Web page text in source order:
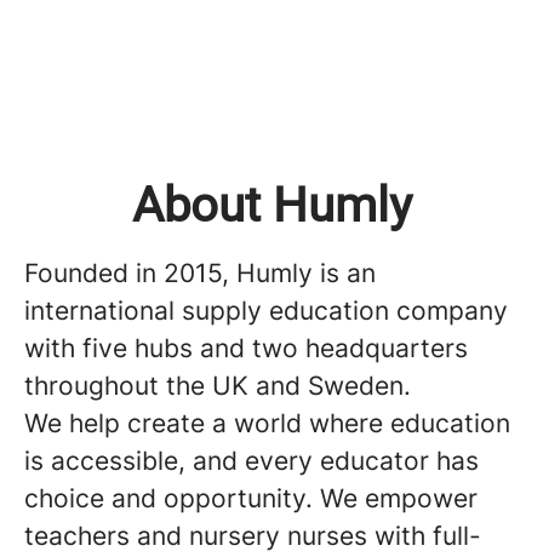
About Humly
Founded in 2015, Humly is an
international supply education company
with five hubs and two headquarters
throughout the UK and Sweden.
We help create a world where education
is accessible, and every educator has
choice and opportunity. We empower
teachers and nursery nurses with full-